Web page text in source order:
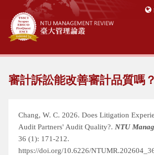
審計訴訟能改善審計品質嗎？
Chang, W. C. 2026. Does Litigation
Audit Partners' Audit Quality?. NTU
36 (1): 171-212.
https://doi.org/10.6226/